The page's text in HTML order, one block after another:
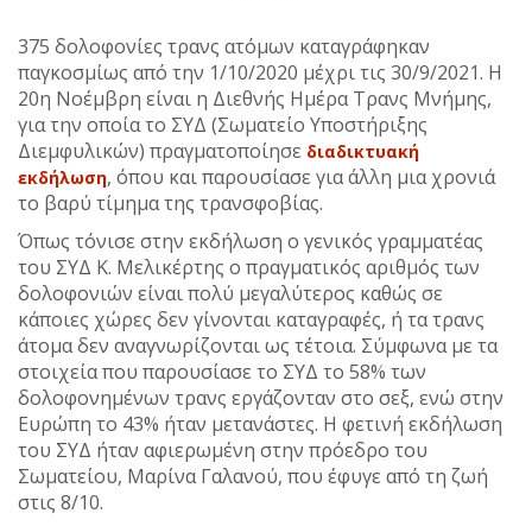
375 δολοφονίες τρανς ατόμων καταγράφηκαν
παγκοσμίως από την 1/10/2020 μέχρι τις 30/9/2021. Η
20η Νοέμβρη είναι η Διεθνής Ημέρα Τρανς Μνήμης,
για την οποία το ΣΥΔ (Σωματείο Υποστήριξης
Διεμφυλικών) πραγματοποίησε διαδικτυακή
εκδήλωση, όπου και παρουσίασε για άλλη μια χρονιά
το βαρύ τίμημα της τρανσφοβίας.
Όπως τόνισε στην εκδήλωση ο γενικός γραμματέας
του ΣΥΔ Κ. Μελικέρτης ο πραγματικός αριθμός των
δολοφονιών είναι πολύ μεγαλύτερος καθώς σε
κάποιες χώρες δεν γίνονται καταγραφές, ή τα τρανς
άτομα δεν αναγνωρίζονται ως τέτοια. Σύμφωνα με τα
στοιχεία που παρουσίασε το ΣΥΔ το 58% των
δολοφονημένων τρανς εργάζονταν στο σεξ, ενώ στην
Ευρώπη το 43% ήταν μετανάστες. Η φετινή εκδήλωση
του ΣΥΔ ήταν αφιερωμένη στην πρόεδρο του
Σωματείου, Μαρίνα Γαλανού, που έφυγε από τη ζωή
στις 8/10.